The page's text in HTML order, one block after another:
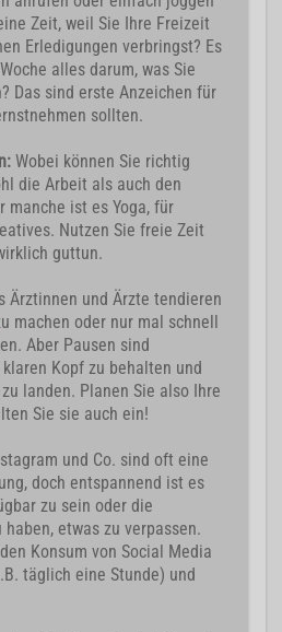
Zeit, weil Sie Ihre Freizeit
Erledigungen verbringst? Es
alles darum, was Sie
Das sind erste Anzeichen für
sollten.
Wobei können Sie richtig
die Arbeit als auch den
manche ist es Yoga, für
Nutzen Sie freie Zeit
guttun.
Ärztinnen und Ärzte tendieren
machen oder nur mal schnell
Aber Pausen sind
Kopf zu behalten und
landen. Planen Sie also Ihre
Sie sie auch ein!
und Co. sind oft eine
doch entspannend ist es
zu sein oder die
etwas zu verpassen.
Konsum von Social Media
täglich eine Stunde) und